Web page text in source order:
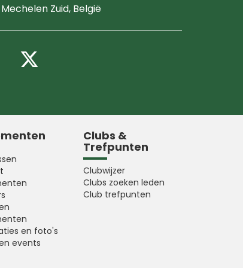
Zuid, België
Volg ons op Facebook
en foto's
events
Clubs &
Trefpunten
Clubwijzer
Clubs zoeken leden
Club trefpunten